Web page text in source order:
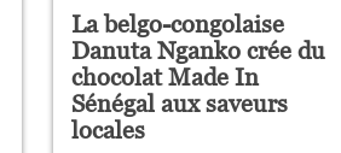
La belgo-congolaise
Danuta Nganko crée du
chocolat Made In
Sénégal aux saveurs
locales